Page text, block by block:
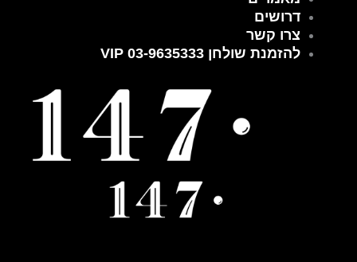
דרושים
צרו קשר
להזמנת שולחן VIP 03-9635333